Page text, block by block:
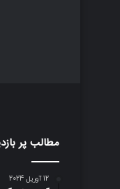
مطالب پر
12 آوریل 2024